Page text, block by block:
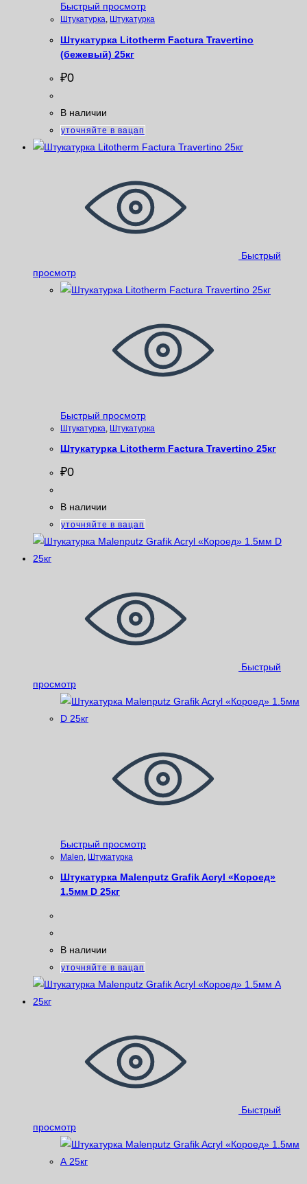
Быстрый просмотр
Штукатурка, Штукатурка
Штукатурка Litotherm Factura Travertino
(бежевый) 25кг
₽0
В наличии
уточняйте в вацап
Быстрый
просмотр
Быстрый просмотр
Штукатурка Штукатурка
Штукатурка Litotherm Factura Travertino 25кг
₽0
В наличии
уточняйте в вацап
Быстрый
просмотр
Быстрый просмотр
Malen Штукатурка
Штукатурка Malenputz Grafik Acryl «Короед»
1.5мм D 25кг
В наличии
уточняйте в вацап
Быстрый
просмотр